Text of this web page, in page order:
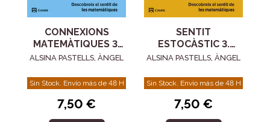
CONNEXIONS
MATEMÀTIQUES 3.
CAPICUA 5 ANYS
ALSINA PASTELLS, ÀNGEL
Sin Stock. Envío más de 48 H
7,50 €
SENTIT
ESTOCÀSTIC 3.
CAPICUA 5 ANYS
ALSINA PASTELLS, ÀNGEL
Sin Stock. Envío más de 48 H
7,50 €